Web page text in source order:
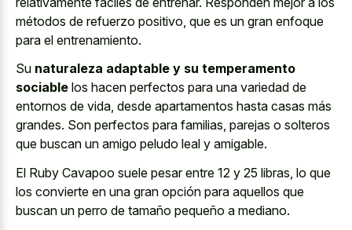
métodos de refuerzo positivo, que es un gran enfoque
para el entrenamiento.
Su naturaleza adaptable y su temperamento
sociable los hacen perfectos para una variedad de
entornos de vida, desde apartamentos hasta casas más
grandes. Son perfectos para familias, parejas o solteros
que buscan un amigo peludo leal y amigable.
El Ruby Cavapoo suele pesar entre 12 y 25 libras, lo que
los convierte en una gran opción para aquellos que
buscan un perro de tamaño pequeño a mediano.